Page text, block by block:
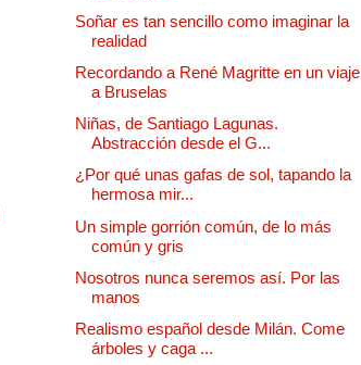
Soñar es tan sencillo como imaginar la
realidad
Recordando a René Magritte en un viaje
a Bruselas
Niñas, de Santiago Lagunas.
Abstracción desde el G...
¿Por qué unas gafas de sol, tapando la
hermosa mir...
Un simple gorrión común, de lo más
común y gris
Nosotros nunca seremos así. Por las
manos
Realismo español desde Milán. Come
árboles y caga ...